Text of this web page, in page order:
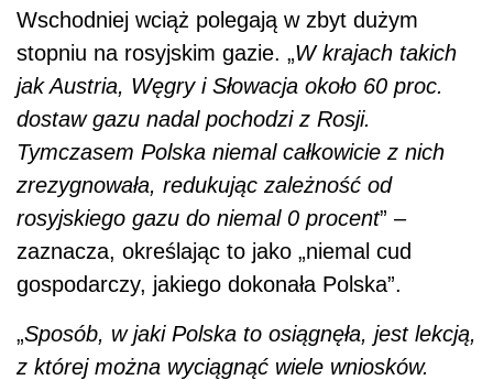
Wschodniej wciąż polegają w zbyt dużym
stopniu na rosyjskim gazie. „W krajach takich
jak Austria, Węgry i Słowacja około 60 proc.
dostaw gazu nadal pochodzi z Rosji.
Tymczasem Polska niemal całkowicie z nich
zrezygnowała, redukując zależność od
rosyjskiego gazu do niemal 0 procent” –
zaznacza, określając to jako „niemal cud
gospodarczy, jakiego dokonała Polska”.
„Sposób, w jaki Polska to osiągnęła, jest lekcją,
z której można wyciągnąć wiele wniosków.